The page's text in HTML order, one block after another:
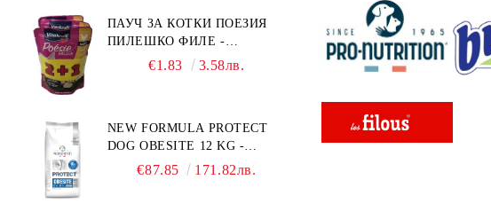
ОТ 10 – 25 КГ, СЪС СЬОМГА.
БЕЗ ЗЪРНО, БЕЗ ГЛУТЕН.
ПРОИЗВЕДЕНА ВЪВ
ПАУЧ ЗА КОТКИ ПОЕЗИЯ
ПИЛЕШКО ФИЛЕ -
ПРОМОКОМПЛЕКТ 3 БР.
€1.83 3.58лв.
NEW FORMULA PROTECT
DOG OBESITE 12 KG -
ПЪЛНОЦЕННА ДИЕТИЧНА
€87.85 171.82лв.